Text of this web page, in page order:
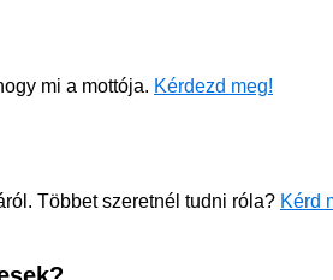
mi a mottója. Kérdezd meg!
Többet szeretnél tudni róla? Kérd